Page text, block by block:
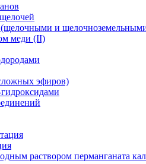
(щелочными и
меди (II)
эфиров)
раствором перманганата